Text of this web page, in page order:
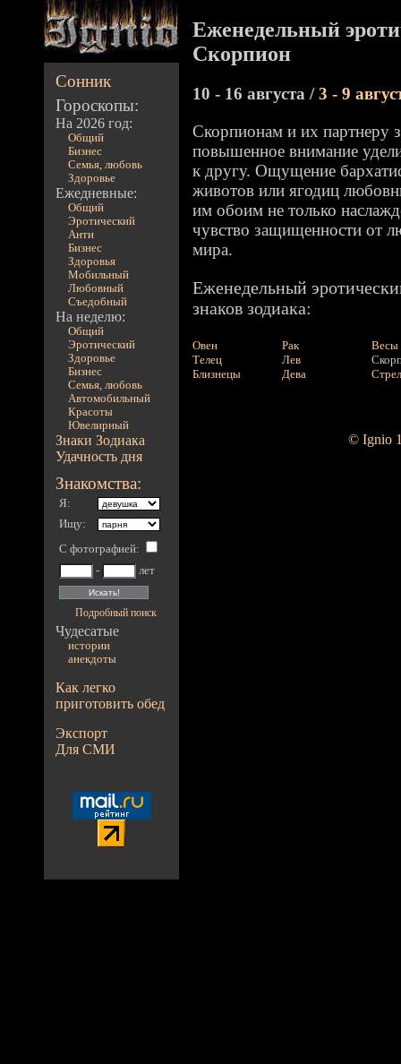
Сонник
Гороскопы:
На 2026 год:
Общий
Бизнес
Семья, любовь
Здоровье
Ежедневные:
Общий
Эротический
Анти
Бизнес
Здоровья
Мобильный
Любовный
Съедобный
На неделю:
Общий
Эротический
Здоровье
Бизнес
Семья, любовь
Автомобильный
Красоты
Ювелирный
Знаки Зодиака
Удачность дня
Знакомства:
Я:
Ищу:
С фотографией:
-
лет
Подробный поиск
Чудесатые
истории
анекдоты
Как легко
приготовить обед
Экспорт
Для СМИ
Еженедельный
Скорпион
10 - 16 августа /3 - 9
Скорпионам и их партнеру
повышенное внимание
к другу. Ощущение
животов или ягодиц
им обоим не только
чувство защищенности от
мира.
Еженедельный
знаков зодиака:
Овен
Телец
Близнецы
Рак
Лев
Дева
Весы
© Ignio